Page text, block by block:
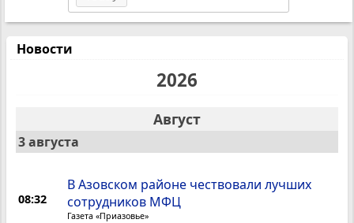
Новости
2026
Август
3 августа
08:32
В Азовском районе чествовали лучших
сотрудников МФЦ
Газета «Приазовье»